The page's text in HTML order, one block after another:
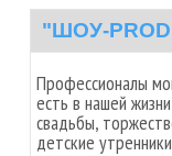
"ШОУ-
Профессионалы
есть в нашей
свадьбы,
детские